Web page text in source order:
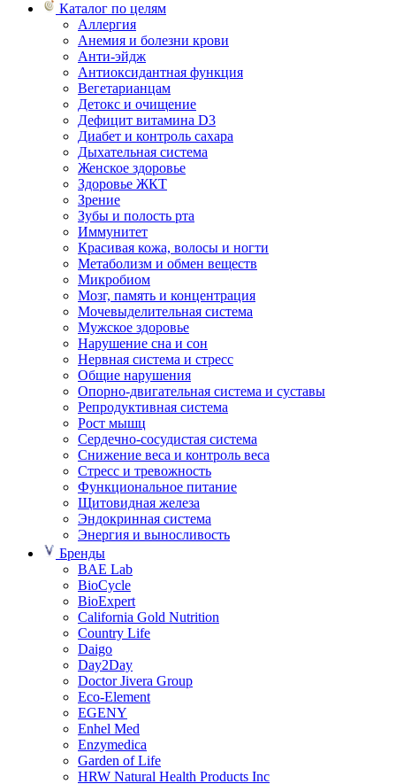
Каталог по целям
Аллергия
Анемия и болезни крови
Анти-эйдж
Антиоксидантная функция
Вегетарианцам
Детокс и очищение
Дефицит витамина D3
Диабет и контроль сахара
Дыхательная система
Женское здоровье
Здоровье ЖКТ
Зрение
Зубы и полость рта
Иммунитет
Красивая кожа, волосы и ногти
Метаболизм и обмен веществ
Микробиом
Мозг, память и концентрация
Мочевыделительная система
Мужское здоровье
Нарушение сна и сон
Нервная система и стресс
Общие нарушения
Опорно-двигательная система и суставы
Репродуктивная система
Рост мышц
Сердечно-сосудистая система
Снижение веса и контроль веса
Стресс и тревожность
Функциональное питание
Щитовидная железа
Эндокринная система
Энергия и выносливость
Бренды
BAE Lab
BioCycle
BioExpert
California Gold Nutrition
Country Life
Daigo
Day2Day
Doctor Jivera Group
Eco-Element
EGENY
Enhel Med
Enzymedica
Garden of Life
HRW Natural Health Products Inc